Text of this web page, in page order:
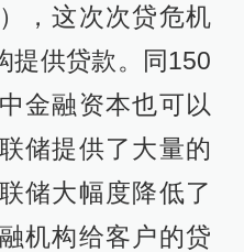
，这次次贷危机
提供贷款。同150
金融资本也可以
储提供了大量的
储大幅度降低了
机构给客户的贷